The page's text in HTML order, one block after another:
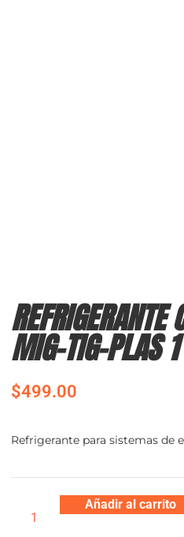
REFRIGERANTE
MIG-TIG-PLAS
$499.00
Refrigerante para sistemas de
Añadir al carrito